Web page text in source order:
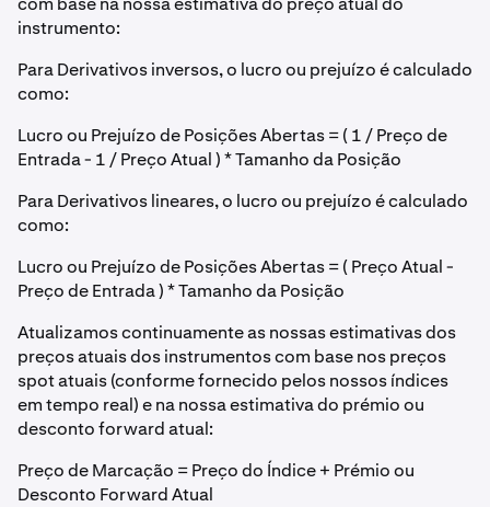
instrumento:
Para Derivativos inversos, o lucro ou prejuízo é calculado
como:
Lucro ou Prejuízo de Posições Abertas = ( 1 / Preço de
Entrada - 1 / Preço Atual ) * Tamanho da Posição
Para Derivativos lineares, o lucro ou prejuízo é calculado
como:
Lucro ou Prejuízo de Posições Abertas = ( Preço Atual -
Preço de Entrada ) * Tamanho da Posição
Atualizamos continuamente as nossas estimativas dos
preços atuais dos instrumentos com base nos preços
spot atuais (conforme fornecido pelos nossos índices
em tempo real) e na nossa estimativa do prémio ou
desconto forward atual:
Preço de Marcação = Preço do Índice + Prémio ou
Desconto Forward Atual